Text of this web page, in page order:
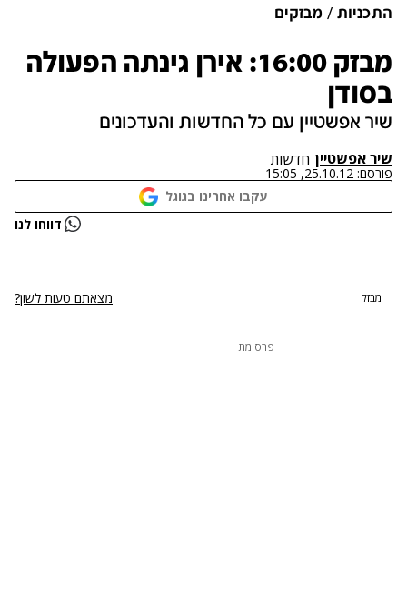
התכניות מבזקים
מבזק 16:00: אירן גינתה הפעולה
בסודן
שיר אפשטיין עם כל החדשות והעדכונים
שיר אפשטיין חדשות
פורסם: 25.10.12, 15:05
עקבו אחרינו בגוגל
נתקלנו בבעיה דווחו לנו
מבזק מצאתם טעות לשון?
פרסומת